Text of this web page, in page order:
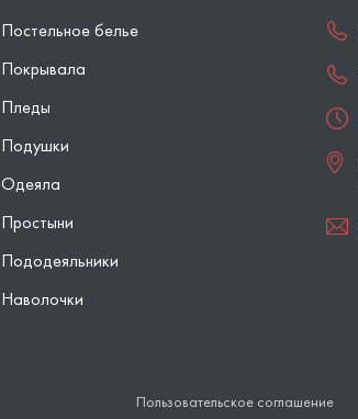
Постельное белье
Покрывала
Пледы
Подушки
Одеяла
Простыни
Пододеяльники
Наволочки
Пользовательское соглашение